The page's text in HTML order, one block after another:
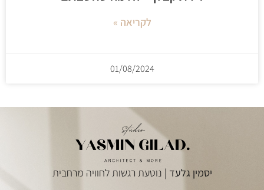
לקריאה »
01/08/2024
יסמין גלעד | נוטעת רגשות לחוויה מרחבית